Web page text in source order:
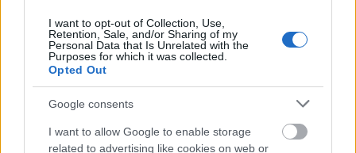
I want to opt-out of Collection, Use,
Retention, Sale, and/or Sharing of my
Personal Data that Is Unrelated with the
Purposes for which it was collected.
Opted Out
Google consents
I want to allow Google to enable storage
related to advertising like cookies on web or
A Star Wars-univerzum megszületésében
szintén fontos szerepet játszott. Neki
köszönhetik a rajongók Yoda mellett
Chewbacca és Jabba figuráját. Felesége, Kay
Új-Zélandon élő Michelle-lel együtt hét
unokája és számos dédunokája gyászolja.